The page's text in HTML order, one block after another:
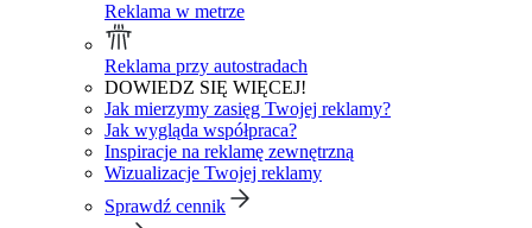
Reklama w metrze
Reklama przy autostradach
DOWIEDZ SIĘ WIĘCEJ!
Jak mierzymy zasięg Twojej reklamy?
Jak wygląda współpraca?
Inspiracje na reklamę zewnętrzną
Wizualizacje Twojej reklamy
Sprawdź cennik